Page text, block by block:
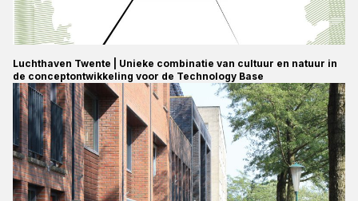
Luchthaven Twente | Unieke combinatie van cultuur en natuur in
de conceptontwikkeling voor de Technology Base